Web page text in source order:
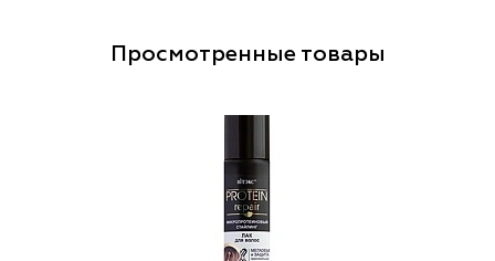
Просмотренные товары